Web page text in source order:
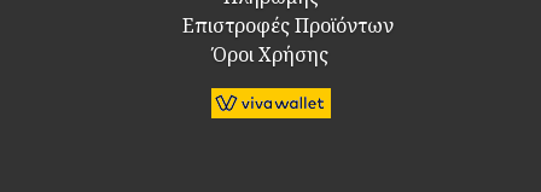
Επιστροφές Προϊόντων
Όροι Χρήσης